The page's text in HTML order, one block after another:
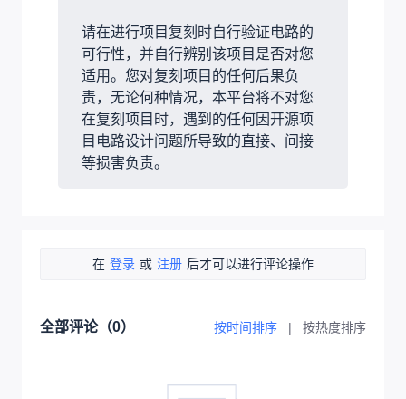
请在进行项目复刻时自行验证电路的
可行性，并自行辨别该项目是否对您
适用。您对复刻项目的任何后果负
责，无论何种情况，本平台将不对您
在复刻项目时，遇到的任何因开源项
目电路设计问题所导致的直接、间接
等损害负责。
在 登录 或 注册 后才可以进行评论操作
全部评论（0） 按时间排序 | 按热度排序